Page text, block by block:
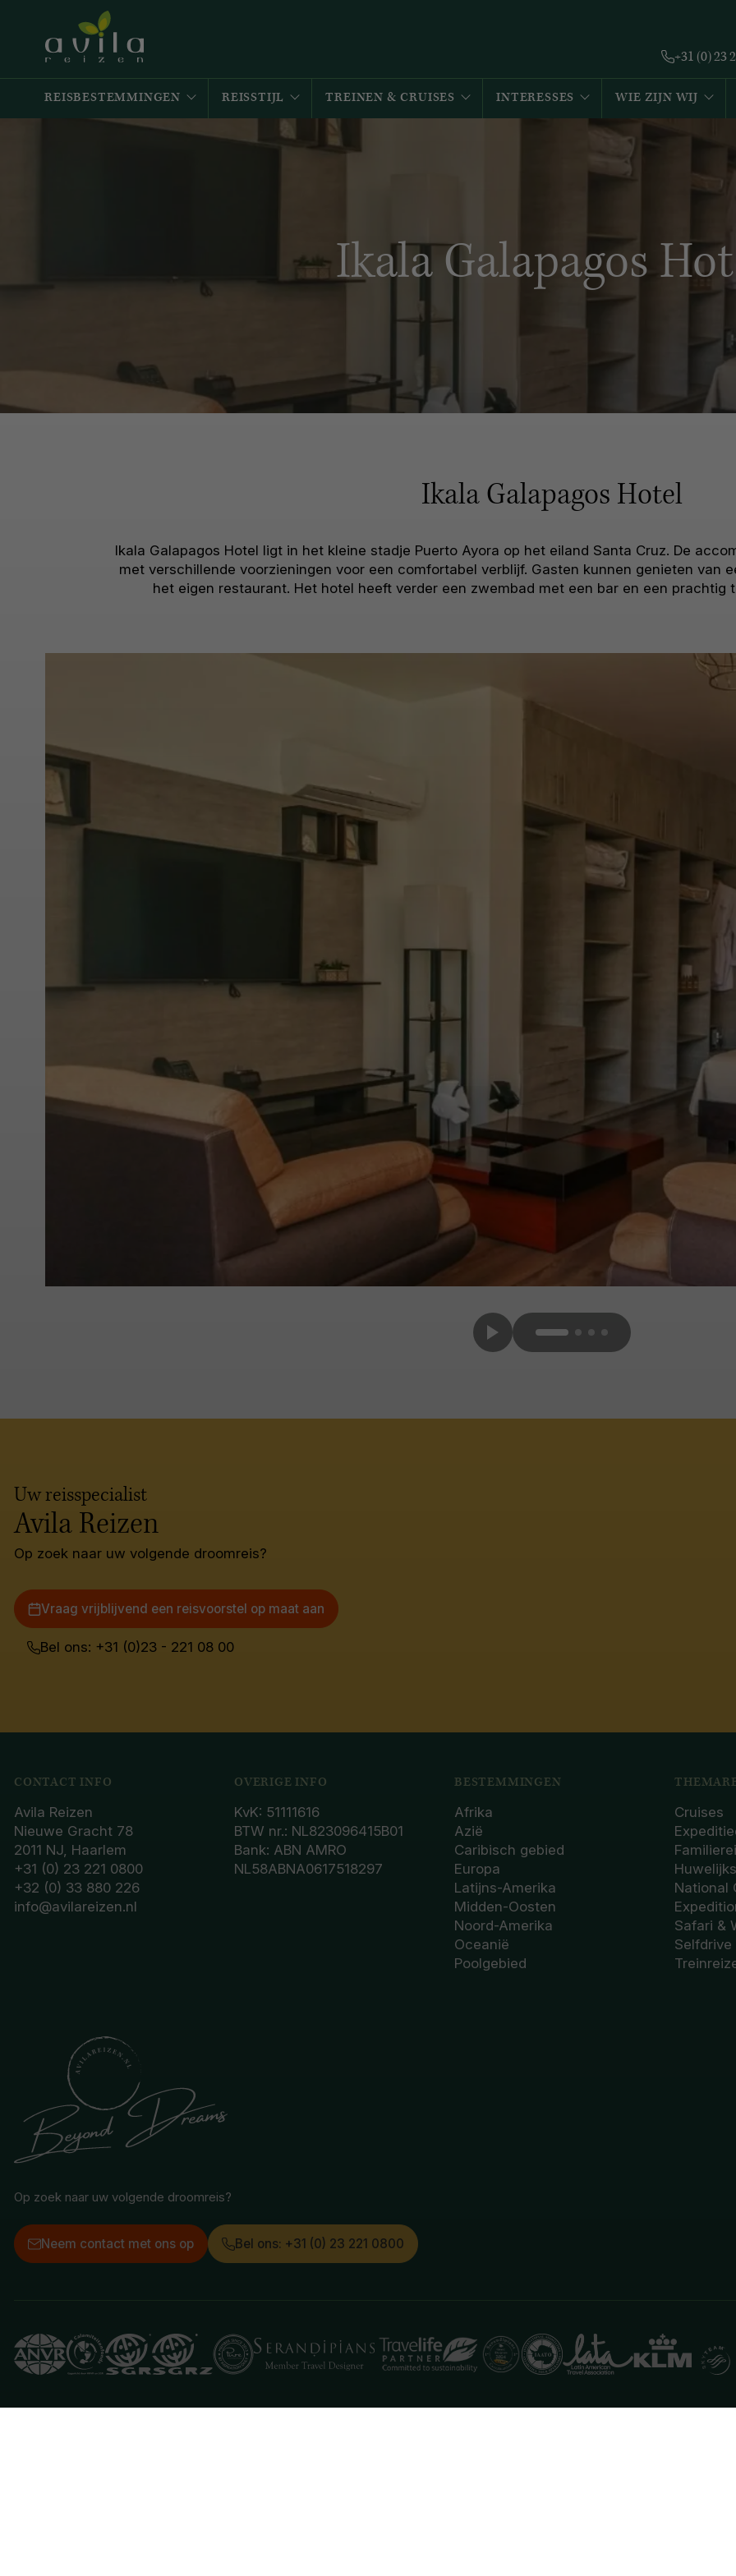
+31 (0) 23
REISBESTEMMINGEN REISSTIJL TREINEN & CRUISES INTERESSES WIE ZIJN WIJ
Ikala Galapagos
Ikala Galapagos Hotel
Ikala Galapagos Hotel ligt in het kleine stadje Puerto Ayora op het eiland Santa Cruz. De
met verschillende voorzieningen voor een comfortabel verblijf. Gasten kunnen genieten van
het eigen restaurant. Het hotel heeft verder een zwembad met een bar en een prachtig
Uw reisspecialist
Avila Reizen
Op zoek naar uw volgende droomreis?
Vraag vrijblijvend een reisvoorstel op maat aan
Bel ons: +31 (0)23 - 221 08 00
CONTACT INFO
Avila Reizen
Nieuwe Gracht 78
2011 NJ, Haarlem
+31 (0) 23 221 0800
+32 (0) 33 880 226
info@avilareizen.nl
OVERIGE INFO
KvK: 51111616
BTW nr.: NL823096415B01
Bank: ABN AMRO
NL58ABNA0617518297
BESTEMMINGEN
Afrika
Azië
Caribisch gebied
Europa
Latijns-Amerika
Midden-Oosten
Noord-Amerika
Oceanië
Poolgebied
Cruises
National
Safari &
Selfdrive
Op zoek naar uw volgende droomreis?
Neem contact met ons op Bel ons: +31 (0) 23 221 0800